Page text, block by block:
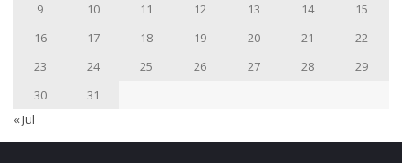
9
10 11 12 13 14
15
16
17 18 19 20 21
22
23
24 25 26 27 28
29
30
31
« Jul